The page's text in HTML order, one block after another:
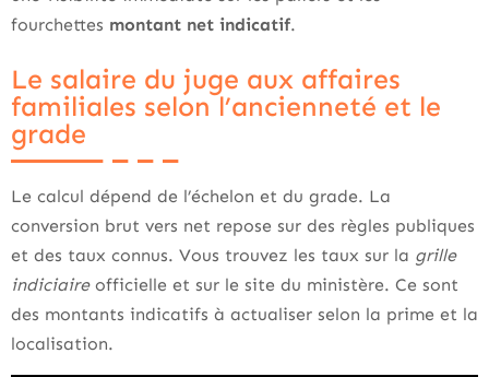
fourchettes montant net indicatif.
Le salaire du juge aux affaires
familiales selon l’ancienneté et le
grade
Le calcul dépend de l’échelon et du grade. La
conversion brut vers net repose sur des règles publiques
et des taux connus. Vous trouvez les taux sur la grille
indiciaireofficielle et sur le site du ministère. Ce sont
des montants indicatifs à actualiser selon la prime et la
localisation.